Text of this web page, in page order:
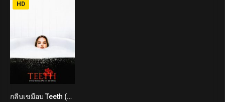
5.4
HD
กลีบเขมือบ Teeth (2008)